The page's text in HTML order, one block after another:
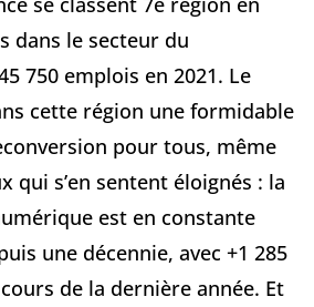
dans le secteur du
750 emplois en 2021. Le
cette région une formidable
pour tous, même
qui s’en sentent éloignés : la
est en constante
une décennie, avec +1 285
de la dernière année. Et